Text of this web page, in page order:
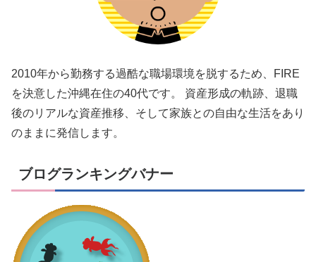
2010年から勤務する過酷な職場環境を脱するため、FIRE
を決意した沖縄在住の40代です。 資産形成の軌跡、退職
後のリアルな資産推移、そして家族との自由な生活をあり
のままに発信します。
ブログランキングバナー